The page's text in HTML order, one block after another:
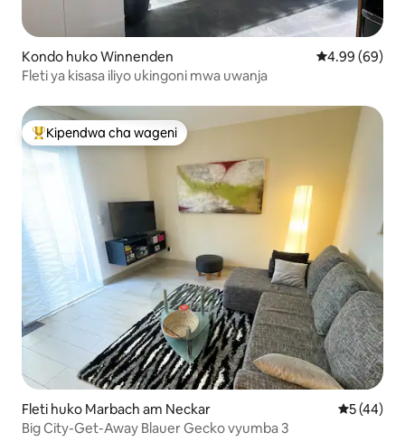
Kondo huko Winnenden Ukadiriaji wa
4.99 (69)
Fleti ya kisasa iliyo ukingoni mwa uwanja
Kipendwa maarufu cha wageni
Kipendwa cha wageni
Fleti huko Marbach am Neckar Ukadiriaji
5 (44)
Big City-Get-Away Blauer Gecko vyumba 3